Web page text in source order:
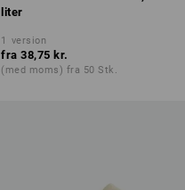
liter
1 version
fra 38,75 kr.
(med moms) fra 50 Stk.